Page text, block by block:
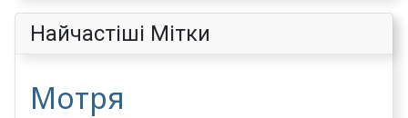
Найчастіші Мітки
Мотря